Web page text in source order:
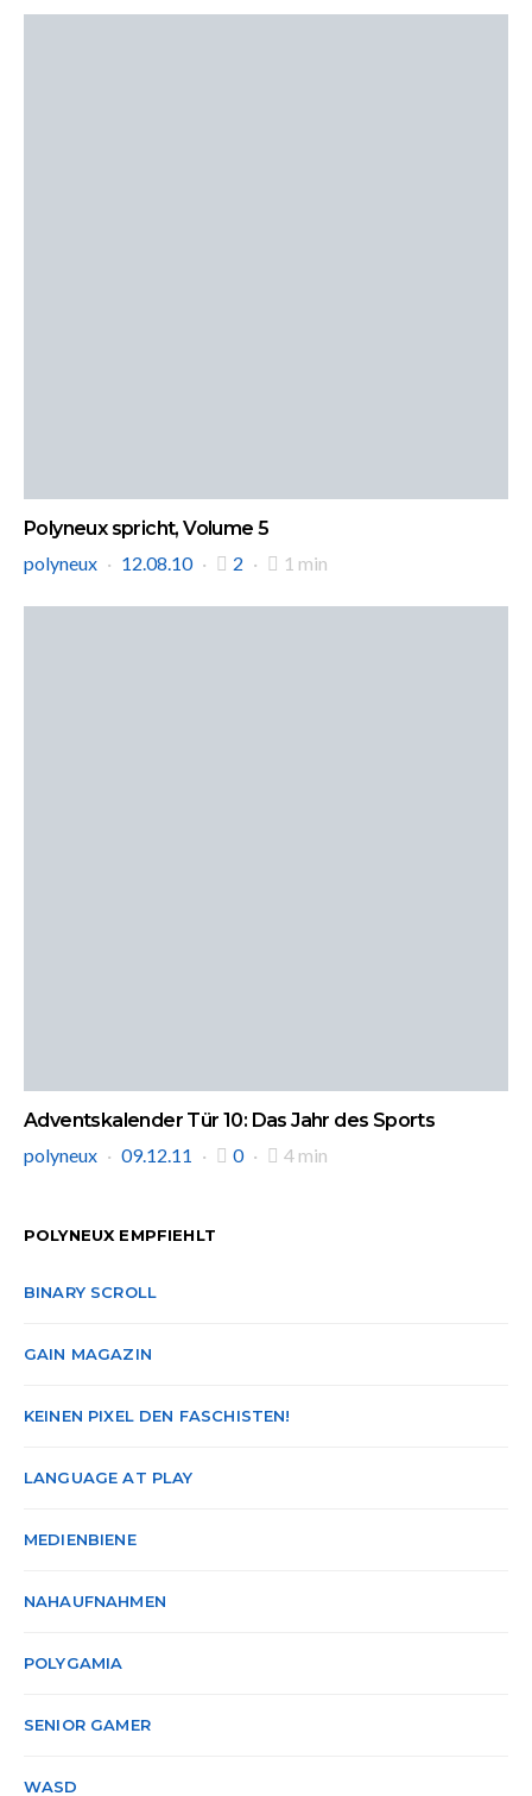
Polyneux spricht, Volume 5
polyneux
12.08.10 2 1 min
Adventskalender Tür 10: Das Jahr des Sports
polyneux
09.12.11 0 4 min
POLYNEUX EMPFIEHLT
BINARY SCROLL
GAIN MAGAZIN
KEINEN PIXEL DEN FASCHISTEN!
LANGUAGE AT PLAY
MEDIENBIENE
NAHAUFNAHMEN
POLYGAMIA
SENIOR GAMER
WASD